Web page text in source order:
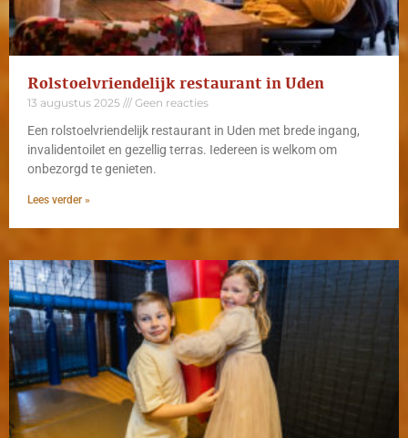
Rolstoelvriendelijk restaurant in Uden
13 augustus 2025 Geen reacties
Een rolstoelvriendelijk restaurant in Uden met brede ingang,
invalidentoilet en gezellig terras. Iedereen is welkom om
onbezorgd te genieten.
Lees verder »